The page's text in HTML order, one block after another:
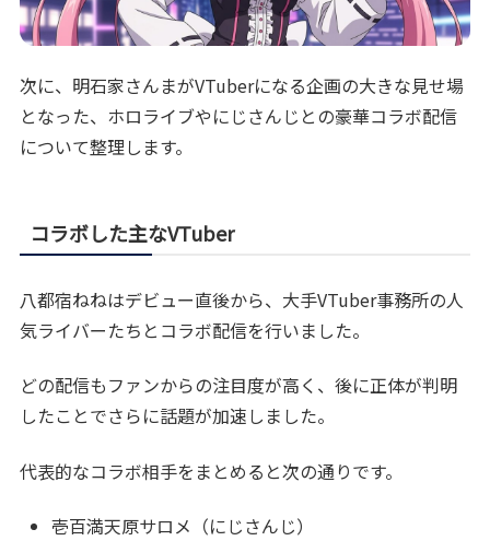
次に、明石家さんまがVTuberになる企画の大きな見せ場
となった、ホロライブやにじさんじとの豪華コラボ配信
について整理します。
コラボした主なVTuber
八都宿ねねはデビュー直後から、大手VTuber事務所の人
気ライバーたちとコラボ配信を行いました。
どの配信もファンからの注目度が高く、後に正体が判明
したことでさらに話題が加速しました。
代表的なコラボ相手をまとめると次の通りです。
壱百満天原サロメ（にじさんじ）